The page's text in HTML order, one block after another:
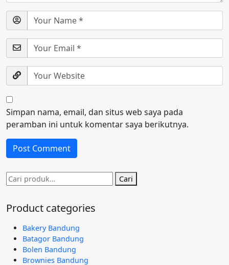
Simpan nama, email, dan situs web saya pada
peramban ini untuk komentar saya berikutnya.
Pencarian
untuk:
Cari
Product categories
Bakery Bandung
Batagor Bandung
Bolen Bandung
Brownies Bandung